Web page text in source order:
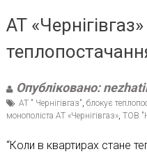
АТ
Опубліковано:
АТ " Чернігівгаз" блокує
монополіста АТ «Чернігівгаз», ТОВ
“Коли в квартирах стане